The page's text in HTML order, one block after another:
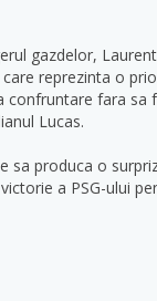
gazdelor,
reprezinta o
confruntare fara
Lucas.
sa produca o
a PSG-ului